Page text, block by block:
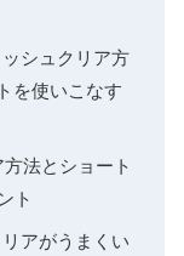
シュクリア方
を使いこなす
法とショート
ト
アがうまくい